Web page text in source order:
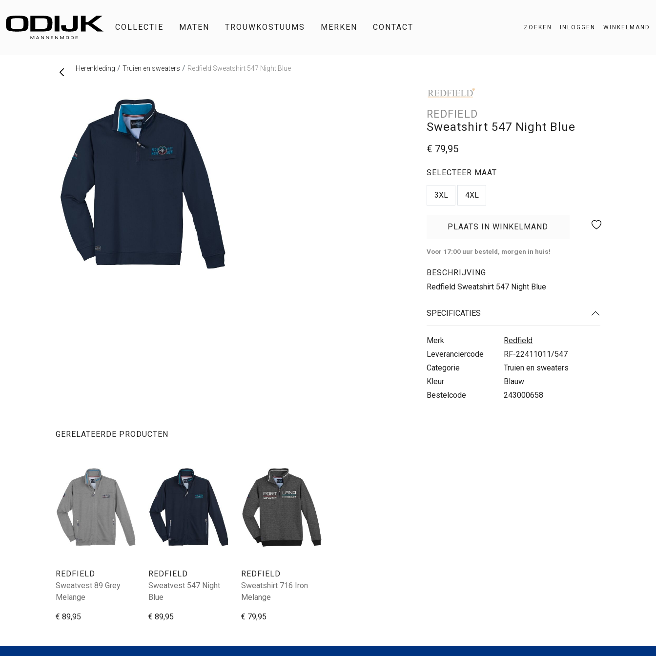
COLLECTIE MATEN TROUWKOSTUUMS MERKEN CONTACT ZOEKEN INLOGGEN WINKELMAND
Herenkleding Truien en sweaters Redfield Sweatshirt 547 Night Blue
REDFIELD
Sweatshirt 547 Night Blue
€ 79,95
SELECTEER MAAT
3XL 4XL
PLAATS IN WINKELMAND
Voor 17:00 uur besteld, morgen in huis!
BESCHRIJVING
Redfield Sweatshirt 547 Night Blue
SPECIFICATIES
Merk
Redfield
Leveranciercode
RF-22411011/547
Categorie
Truien en sweaters
Kleur
Blauw
Bestelcode
243000658
GERELATEERDE PRODUCTEN
REDFIELD
Sweatvest 89 Grey
Melange
€ 89,95
REDFIELD
Sweatvest 547 Night
Blue
€ 89,95
REDFIELD
Sweatshirt 716 Iron
Melange
€ 79,95